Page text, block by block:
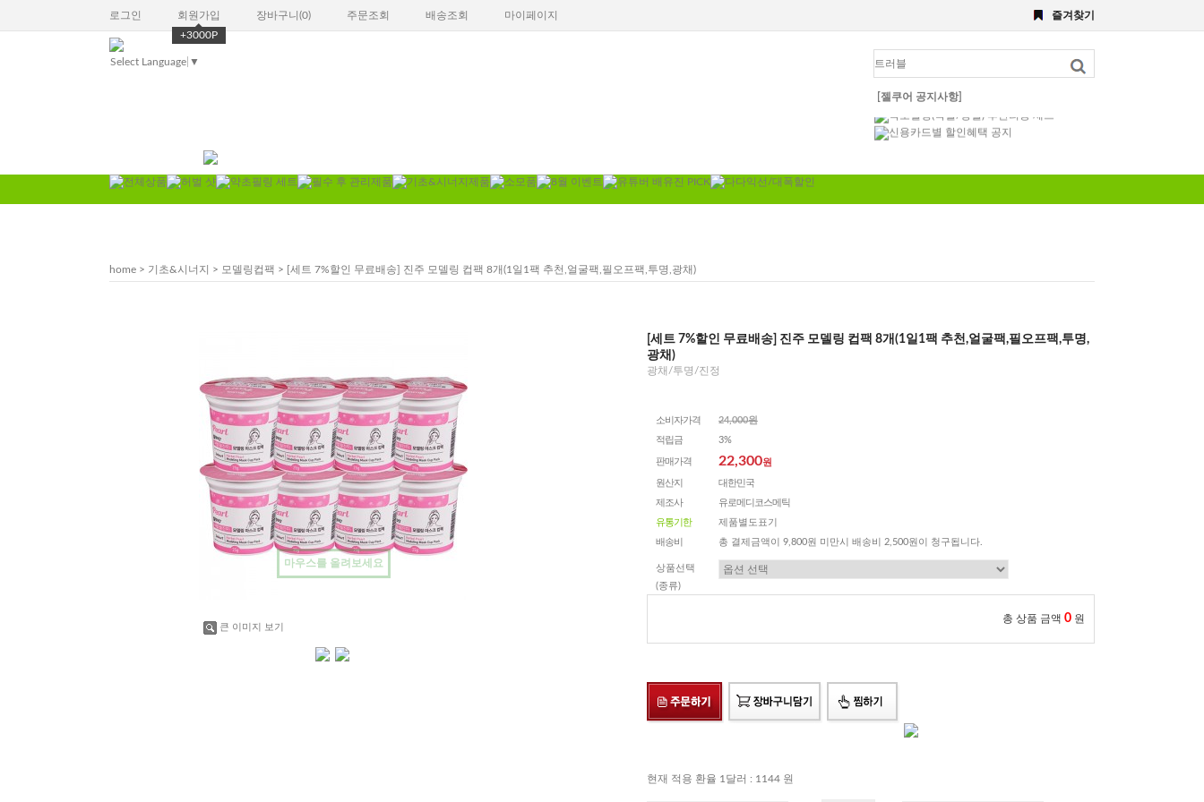
Select Language ▼
[젤쿠어 공지사항]
포토 후기 작성 요령 공지
8월 이벤트공지
약초필링 1회용 세트
신용카드별 할인혜택 공지
로그인
회원가입
+3000P
장바구니(0) 주문조회 배송조회 마이페이지 즐겨찾기
home > 기초&시너지 > 모델링컵팩 > [세트 7%할인 무료배송] 진주 모델링 컵팩 8개(1일1팩 추천,얼굴팩,필오프팩,투명,광채)
마우스를 올려보세요
큰 이미지 보기
[세트 7%할인 무료배송] 진주 모델링 컵팩 8개(1일1팩 추천,얼굴팩,필오프팩,투명,
광채)
광채/투명/진정
소비자가격
24,000원
적립금
3%
판매가격 22,300원
원산지
대한민국
제조사
유로메디코스메틱
유통기한
제품별도표기
배송비
총 결제금액이 9,800원 미만시 배송비 2,500원이 청구됩니다.
상품선택
(종류)
총 상품 금액 0 원
현재 적용 환율 1달러 : 1144 원